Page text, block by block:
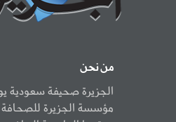
من نحن
الجزيرة صحيفة سعودية
مؤسسة الجزيرة للصحافة